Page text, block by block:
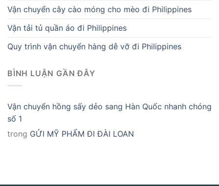
Vận chuyển cây cào móng cho mèo đi Philippines
Vận tải tủ quần áo đi Philippines
Quy trình vận chuyển hàng dễ vỡ đi Philippines
BÌNH LUẬN GẦN ĐÂY
Vận chuyển hồng sấy dẻo sang Hàn Quốc nhanh chóng
số 1
trong GỬI MỸ PHẨM ĐI ĐÀI LOAN